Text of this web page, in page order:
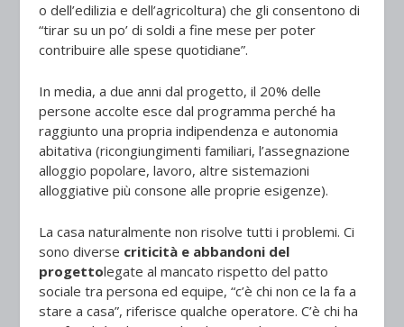
o dell’edilizia e dell’agricoltura) che gli consentono di
“tirar su un po’ di soldi a fine mese per poter
contribuire alle spese quotidiane”.
In media, a due anni dal progetto, il 20% delle
persone accolte esce dal programma perché ha
raggiunto una propria indipendenza e autonomia
abitativa (ricongiungimenti familiari, l’assegnazione
alloggio popolare, lavoro, altre sistemazioni
alloggiative più consone alle proprie esigenze).
La casa naturalmente non risolve tutti i problemi. Ci
sono diverse criticità e abbandoni del
progettolegate al mancato rispetto del patto
sociale tra persona ed equipe, “c’è chi non ce la fa a
stare a casa”, riferisce qualche operatore. C’è chi ha